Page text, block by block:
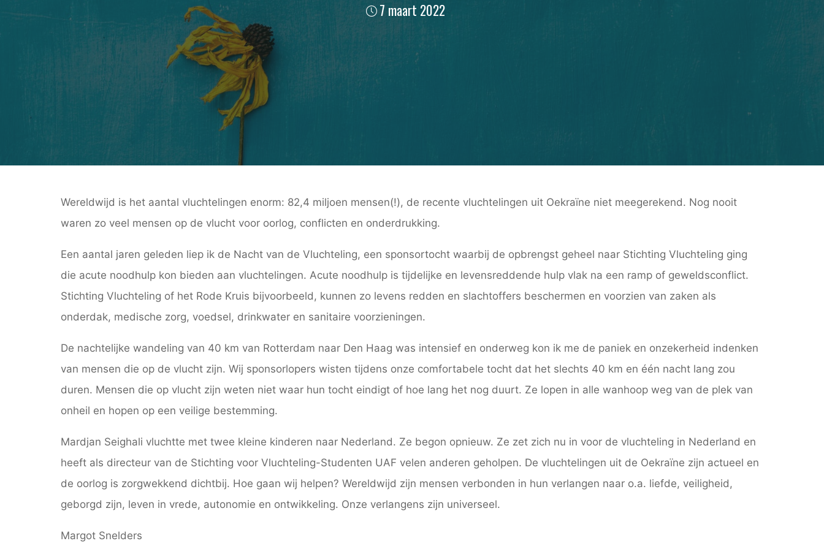
7 maart 2022
Wereldwijd is het aantal vluchtelingen enorm: 82,4 miljoen mensen(!), de recente vluchtelingen uit Oekraïne niet meegerekend. Nog nooit
waren zo veel mensen op de vlucht voor oorlog, conflicten en onderdrukking.
Een aantal jaren geleden liep ik de Nacht van de Vluchteling, een sponsortocht waarbij de opbrengst geheel naar Stichting Vluchteling ging
die acute noodhulp kon bieden aan vluchtelingen. Acute noodhulp is tijdelijke en levensreddende hulp vlak na een ramp of geweldsconflict.
Stichting Vluchteling of het Rode Kruis bijvoorbeeld, kunnen zo levens redden en slachtoffers beschermen en voorzien van zaken als
onderdak, medische zorg, voedsel, drinkwater en sanitaire voorzieningen.
De nachtelijke wandeling van 40 km van Rotterdam naar Den Haag was intensief en onderweg kon ik me de paniek en onzekerheid indenken
van mensen die op de vlucht zijn. Wij sponsorlopers wisten tijdens onze comfortabele tocht dat het slechts 40 km en één nacht lang zou
duren. Mensen die op vlucht zijn weten niet waar hun tocht eindigt of hoe lang het nog duurt. Ze lopen in alle wanhoop weg van de plek van
onheil en hopen op een veilige bestemming.
Mardjan Seighali vluchtte met twee kleine kinderen naar Nederland. Ze begon opnieuw. Ze zet zich nu in voor de vluchteling in Nederland en
heeft als directeur van de Stichting voor Vluchteling-Studenten UAF velen anderen geholpen. De vluchtelingen uit de Oekraïne zijn actueel en
de oorlog is zorgwekkend dichtbij. Hoe gaan wij helpen? Wereldwijd zijn mensen verbonden in hun verlangen naar o.a. liefde, veiligheid,
geborgd zijn, leven in vrede, autonomie en ontwikkeling. Onze verlangens zijn universeel.
Margot Snelders